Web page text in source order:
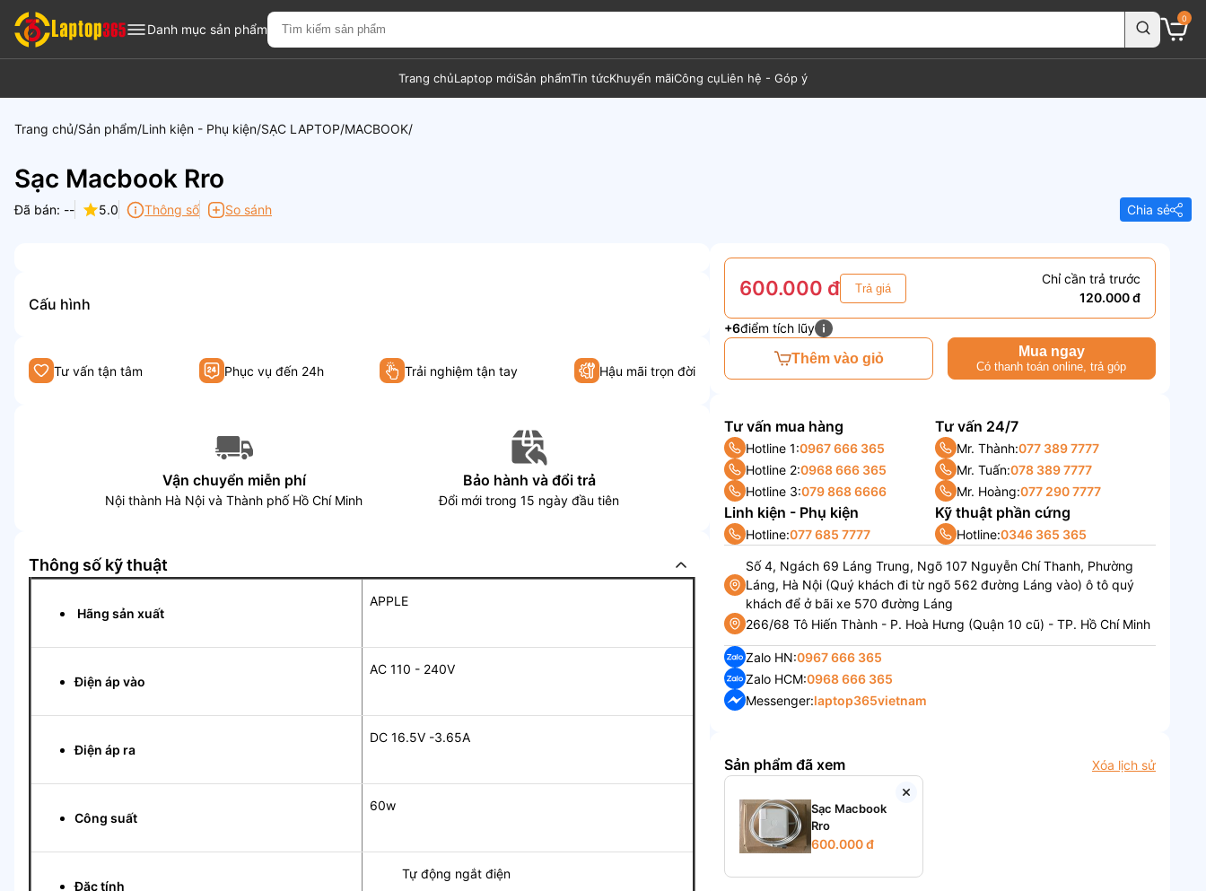
Danh mục sản phẩm
0
Trang chủLaptop mớiSản phẩmTin tứcKhuyến mãiCông cụLiên hệ - Góp ý
Trang chủ Sản phẩm Linh kiện - Phụ kiện SẠC LAPTOP MACBOOK
Sạc Macbook Rro
Đã bán: -- 5.0 Thông số So sánh Chia sẻ
Cấu hình
Tư vấn tận tâm Phục vụ đến 24h Trải nghiệm tận tay Hậu mãi trọn đời
Vận chuyển miễn phí
Nội thành Hà Nội và Thành phố Hồ Chí Minh
Bảo hành và đổi trả
Đổi mới trong 15 ngày đầu tiên
Thông số kỹ thuật
Hãng sản xuất
APPLE
Điện áp vào
AC 110 - 240V
Điện áp ra
DC 16.5V -3.65A
Công suất
60w
Đặc tính
Tự động ngắt điện
600.000 đ Trả giá
Chỉ cần trả trước
120.000 đ
+6điểm tích lũy
Thêm vào giỏ
Mua ngay
Có thanh toán online, trả góp
Tư vấn mua hàng
Hotline 1:0967 666 365
Hotline 2:0968 666 365
Hotline 3:079 868 6666
Tư vấn 24/7
Mr. Thành:077 389 7777
Mr. Tuấn:078 389 7777
Mr. Hoàng:077 290 7777
Linh kiện - Phụ kiện
Hotline:077 685 7777
Kỹ thuật phần cứng
Hotline:0346 365 365
Số 4, Ngách 69 Láng Trung, Ngõ 107 Nguyễn Chí Thanh, Phường
Láng, Hà Nội (Quý khách đi từ ngõ 562 đường Láng vào) ô tô quý
khách để ở bãi xe 570 đường Láng
266/68 Tô Hiến Thành - P. Hoà Hưng (Quận 10 cũ) - TP. Hồ Chí Minh
Zalo HN:0967 666 365
Zalo HCM:0968 666 365
Messenger:laptop365vietnam
Sản phẩm đã xem Xóa lịch sử
Sạc Macbook
Rro
600.000 đ